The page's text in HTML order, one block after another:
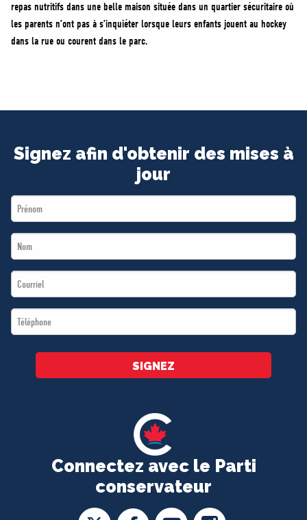
repas nutritifs dans une belle maison située dans un quartier sécuritaire où
les parents n’ont pas à s’inquiéter lorsque leurs enfants jouent au hockey
dans la rue ou courent dans le parc.
Connectez avec le Parti
conservateur
Signez afin d'obtenir des mises à
jour
First
Name
Last
Name
Email
*
Téléphone
*
SIGNEZ